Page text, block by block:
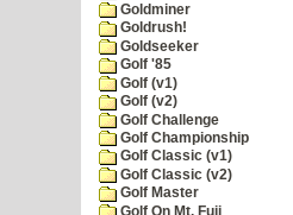
Goldminer
Goldrush!
Goldseeker
Golf '85
Golf (v1)
Golf (v2)
Golf Challenge
Golf Championship
Golf Classic (v1)
Golf Classic (v2)
Golf Master
Golf On Mt. Fuji